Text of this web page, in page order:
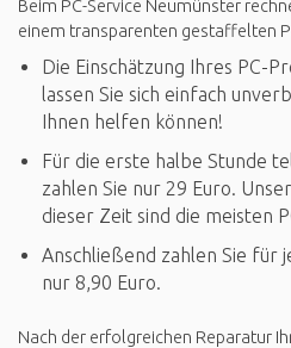
Beim PC-Service Neumünster
einem transparenten gestaffelten
Die Einschätzung Ihres PC-
lassen Sie sich einfach
Ihnen helfen können!
Für die erste halbe Stunde
zahlen Sie nur 29 Euro.
dieser Zeit sind die meisten
Anschließend zahlen Sie für
nur 8,90 Euro.
Nach der erfolgreichen Reparatur